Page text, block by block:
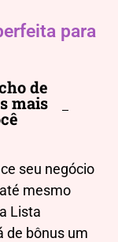
para
de
mais
seu negócio
mesmo
Lista
de bônus um